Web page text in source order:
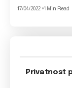
17/04/2022 1 Min Read
Privatnost